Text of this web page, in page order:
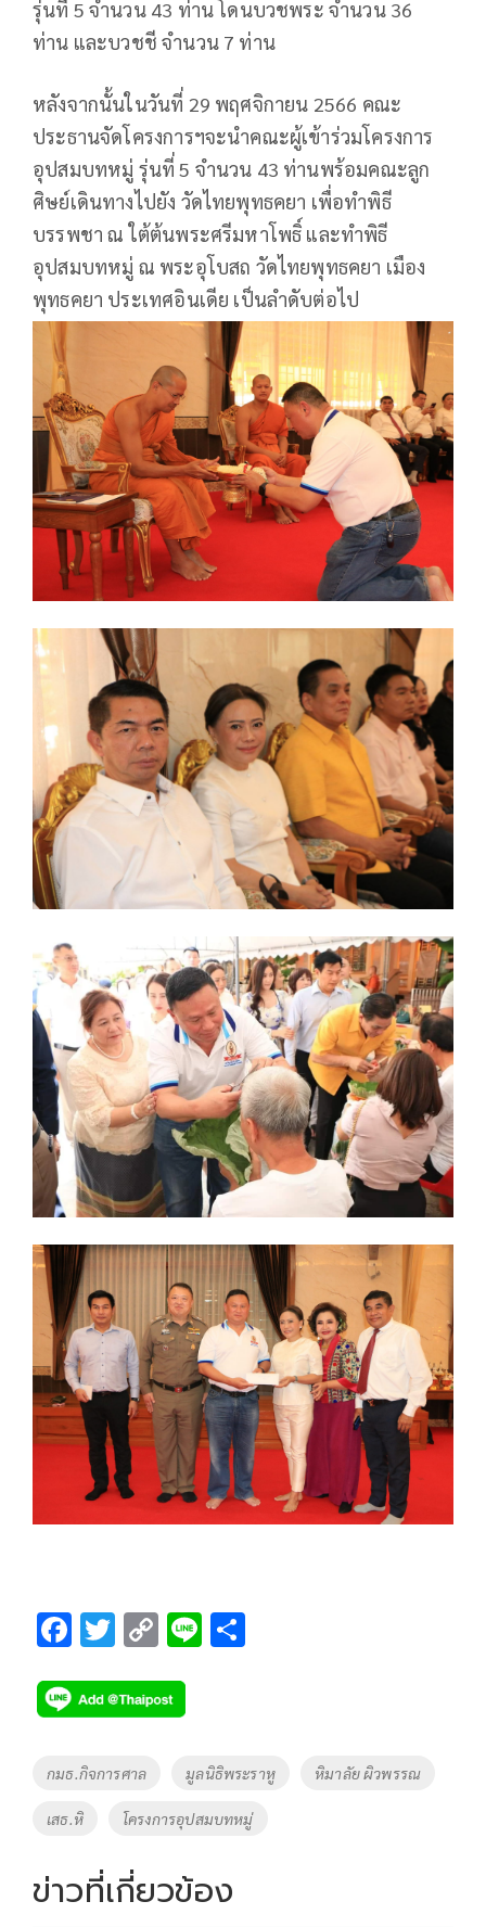
รุ่นที่ 5 จำนวน 43 ท่าน โดนบวชพระ จำนวน 36
ท่าน และบวชชี จำนวน 7 ท่าน
หลังจากนั้นในวันที่ 29 พฤศจิกายน 2566 คณะ
ประธานจัดโครงการฯจะนำคณะผู้เข้าร่วมโครงการ
อุปสมบทหมู่ รุ่นที่ 5 จำนวน 43 ท่านพร้อมคณะลูก
ศิษย์เดินทางไปยัง วัดไทยพุทธคยา เพื่อทำพิธี
บรรพชา ณ ใต้ต้นพระศรีมหาโพธิ์ และทำพิธี
อุปสมบทหมู่ ณ พระอุโบสถ วัดไทยพุทธคยา เมือง
พุทธคยา ประเทศอินเดีย เป็นลำดับต่อไป
F
e
b
o
o
k
T
tt
er
C
p
y
Li
k
Li
Tags
กมธ.กิจการศาล มูลนิธิพระราหู หิมาลัย ผิวพรรณ
เสธ.หิ โครงการอุปสมบทหมู่
ข่าวที่เกี่ยวข้อง